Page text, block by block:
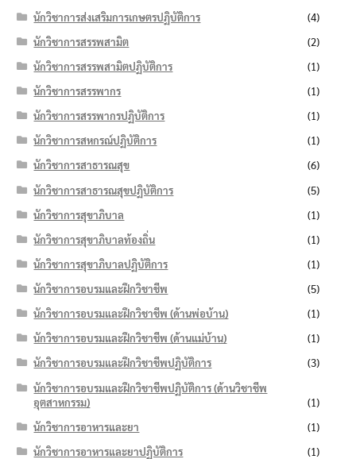
นักวิชาการส่งเสริมการเกษตรปฏิบัติการ
(4)
นักวิชาการสรรพสามิต
(2)
นักวิชาการสรรพสามิตปฏิบัติการ
(1)
นักวิชาการสรรพากร
(1)
นักวิชาการสรรพากรปฏิบัติการ
(1)
นักวิชาการสหกรณ์ปฏิบัติการ
(1)
นักวิชาการสาธารณสุข
(6)
นักวิชาการสาธารณสุขปฏิบัติการ
(5)
นักวิชาการสุขาภิบาล
(1)
นักวิชาการสุขาภิบาลท้องถิ่น
(1)
นักวิชาการสุขาภิบาลปฏิบัติการ
(1)
นักวิชาการอบรมและฝึกวิชาชีพ
(5)
นักวิชาการอบรมและฝึกวิชาชีพ (ด้านพ่อบ้าน)
(1)
นักวิชาการอบรมและฝึกวิชาชีพ (ด้านแม่บ้าน)
(1)
นักวิชาการอบรมและฝึกวิชาชีพปฏิบัติการ
(3)
นักวิชาการอบรมและฝึกวิชาชีพปฏิบัติการ (ด้านวิชาชีพ
อุตสาหกรรม)
(1)
นักวิชาการอาหารและยา
(1)
นักวิชาการอาหารและยาปฏิบัติการ
(1)